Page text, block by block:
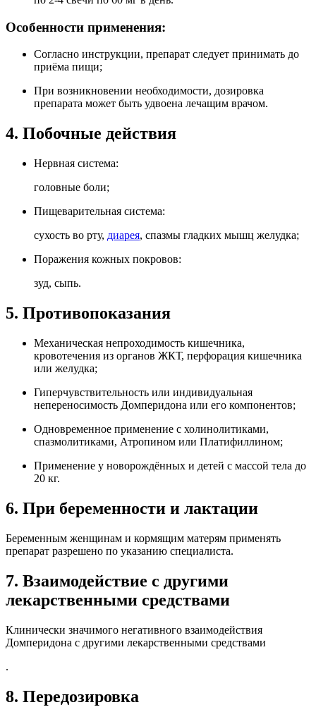
Особенности применения:
Согласно инструкции, препарат следует принимать до
приёма пищи;
При возникновении необходимости, дозировка
препарата может быть удвоена лечащим врачом.
4. Побочные действия
Нервная система:
головные боли;
Пищеварительная система:
сухость во рту, диарея, спазмы гладких мышц желудка;
Поражения кожных покровов:
зуд, сыпь.
5. Противопоказания
Механическая непроходимость кишечника,
кровотечения из органов ЖКТ, перфорация кишечника
или желудка;
Гиперчувствительность или индивидуальная
непереносимость Домперидона или его компонентов;
Одновременное применение с холинолитиками,
спазмолитиками, Атропином или Платифиллином;
Применение у новорождённых и детей с массой тела до
20 кг.
6. При беременности и лактации
Беременным женщинам и кормящим матерям применять
препарат разрешено по указанию специалиста.
7. Взаимодействие с другими
лекарственными средствами
Клинически значимого негативного взаимодействия
Домперидона с другими лекарственными средствами
.
8. Передозировка